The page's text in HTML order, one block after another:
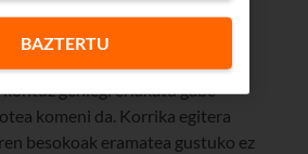
kontuz gehiegi erlaxatu gabe
komeni da. Korrika egitera
besokoak eramatea gustuko ez
BAZTERTU